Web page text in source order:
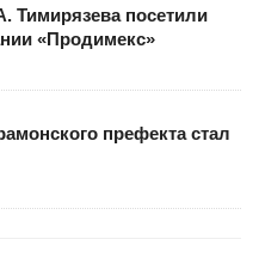
посетили
«Продимекс»
префекта стал